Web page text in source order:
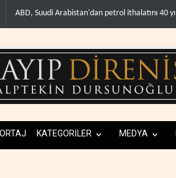
Galibaf, Trump'ın tehdit ve müzakere
KATEGORİLER MEDYA